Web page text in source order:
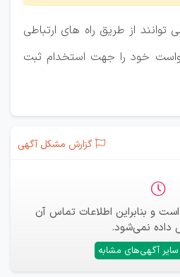
از طریق راه های ارتباطی
خود را جهت استخدام ثبت
گزارش مشکل آگهی
و بنابراین اطلاعات تماس آن
داده نمی‌شود.
آگهی‌های مشابه